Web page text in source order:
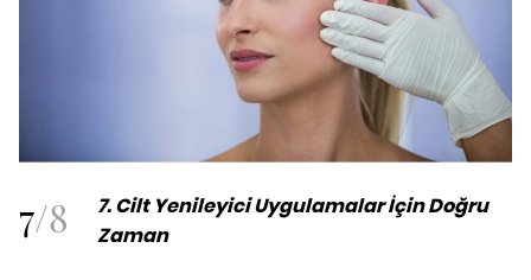
7/8
7. Cilt Yenileyici Uygulamalar İçin Doğru
Zaman